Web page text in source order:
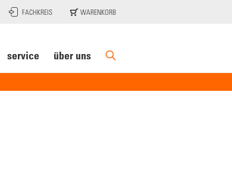
FACHKREIS WARENKORB
service über uns